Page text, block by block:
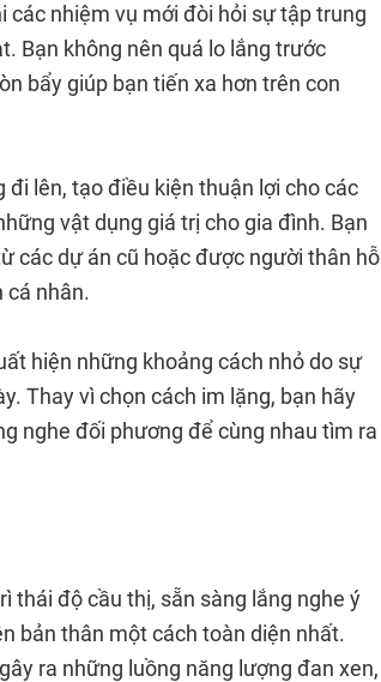
các nhiệm vụ mới đòi hỏi sự tập trung
Bạn không nên quá lo lắng trước
bẩy giúp bạn tiến xa hơn trên con
lên, tạo điều kiện thuận lợi cho các
vật dụng giá trị cho gia đình. Bạn
các dự án cũ hoặc được người thân hỗ
cá nhân.
hiện những khoảng cách nhỏ do sự
Thay vì chọn cách im lặng, bạn hãy
nghe đối phương để cùng nhau tìm ra
thái độ cầu thị, sẵn sàng lắng nghe ý
bản thân một cách toàn diện nhất.
ra những luồng năng lượng đan xen,